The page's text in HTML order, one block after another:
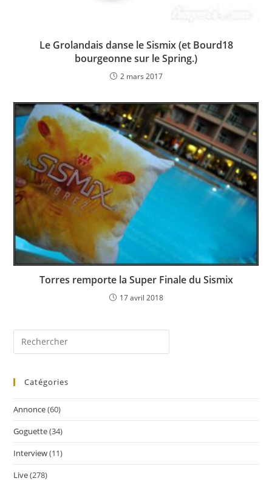
Le Grolandais danse le Sismix (et Bourd18
bourgeonne sur le Spring.)
2 mars 2017
Torres remporte la Super Finale du Sismix
17 avril 2018
Catégories
Annonce(60)
Goguette(34)
Interview(11)
Live(278)